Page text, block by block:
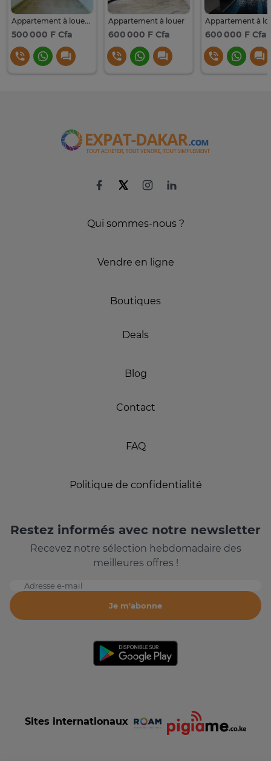
Appartement à louer F3
500 000 F Cfa
Appartement à louer
600 000 F Cfa 600 000 F Cfa
Qui sommes-nous ?
Vendre en ligne
Boutiques
Deals
Blog
Contact
FAQ
Politique de confidentialité
Restez informés avec notre newsletter
Recevez notre sélection hebdomadaire des
meilleures offres !
Adresse e-mail
Je m'abonne
Sites internationaux